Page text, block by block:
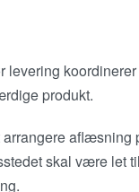
levering
produkt.
aflæsning
skal være let